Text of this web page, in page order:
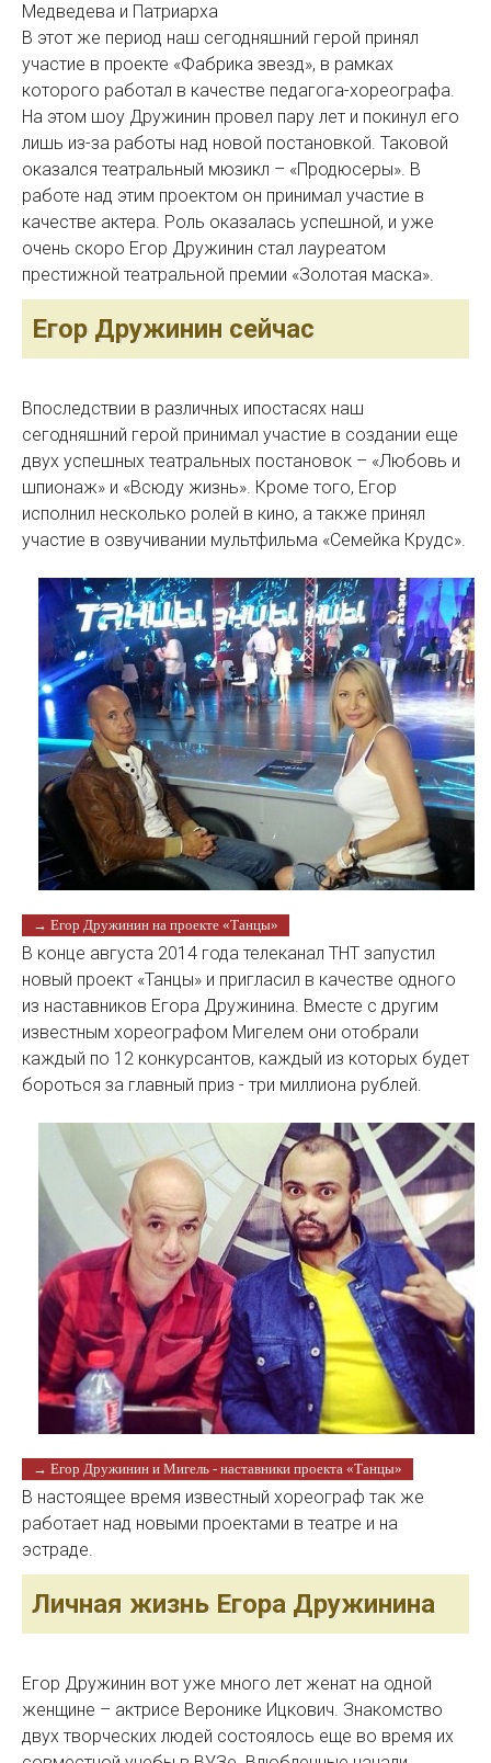
Медведева и Патриарха
В этот же период наш сегодняшний герой принял
участие в проекте «Фабрика звезд», в рамках
которого работал в качестве педагога-хореографа.
На этом шоу Дружинин провел пару лет и покинул его
лишь из-за работы над новой постановкой. Таковой
оказался театральный мюзикл – «Продюсеры». В
работе над этим проектом он принимал участие в
качестве актера. Роль оказалась успешной, и уже
очень скоро Егор Дружинин стал лауреатом
престижной театральной премии «Золотая маска».
Егор Дружинин сейчас
Впоследствии в различных ипостасях наш
сегодняшний герой принимал участие в создании еще
двух успешных театральных постановок – «Любовь и
шпионаж» и «Всюду жизнь». Кроме того, Егор
исполнил несколько ролей в кино, а также принял
участие в озвучивании мультфильма «Семейка Крудс».
→ Егор Дружинин на проекте «Танцы»
В конце августа 2014 года телеканал ТНТ запустил
новый проект «Танцы» и пригласил в качестве одного
из наставников Егора Дружинина. Вместе с другим
известным хореографом Мигелем они отобрали
каждый по 12 конкурсантов, каждый из которых будет
бороться за главный приз - три миллиона рублей.
→ Егор Дружинин и Мигель - наставники проекта «Танцы»
В настоящее время известный хореограф так же
работает над новыми проектами в театре и на
эстраде.
Личная жизнь Егора Дружинина
Егор Дружинин вот уже много лет женат на одной
женщине – актрисе Веронике Ицкович. Знакомство
двух творческих людей состоялось еще во время их